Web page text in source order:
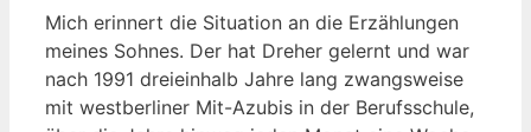
Mich erin­nert die Situa­ti­on an die Erzäh­lun­gen
mei­nes Soh­nes. Der hat Dre­her gelernt und war
nach 1991 drei­ein­halb Jah­re lang zwangs­wei­se
mit west­ber­li­ner Mit-Azu­bis in der Berufs­schu­le,